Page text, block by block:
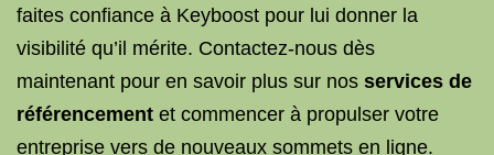
faites confiance à Keyboost pour lui donner la
visibilité qu’il mérite. Contactez-nous dès
maintenant pour en savoir plus sur nos services de
référencement et commencer à propulser votre
entreprise vers de nouveaux sommets en ligne.